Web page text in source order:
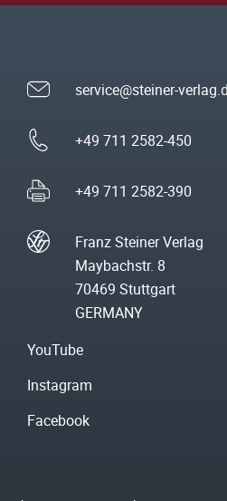
service@steiner-
+49 711 2582-450
+49 711 2582-390
Franz Steiner Verlag
Maybachstr. 8
70469 Stuttgart
GERMANY
YouTube
Instagram
Facebook